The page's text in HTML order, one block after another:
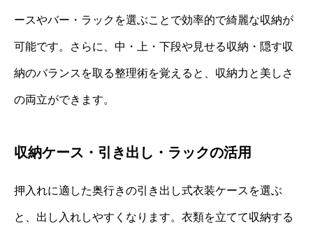
ースやバー・ラックを選ぶことで効率的で綺麗な収納が
可能です。さらに、中・上・下段や見せる収納・隠す収
納のバランスを取る整理術を覚えると、収納力と美しさ
の両立ができます。
収納ケース・引き出し・ラックの活用
押入れに適した奥行きの引き出し式衣装ケースを選ぶ
と、出し入れしやすくなります。衣類を立てて収納する